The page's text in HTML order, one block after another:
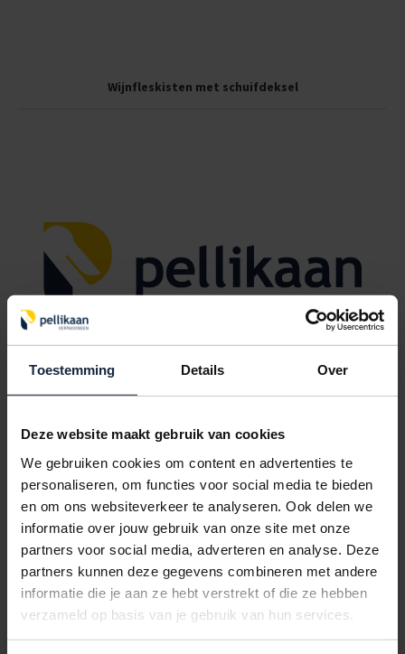
Toestemming Details Over
Deze website maakt gebruik van cookies
We gebruiken cookies om content en advertenties te
personaliseren, om functies voor social media te bieden
en om ons websiteverkeer te analyseren. Ook delen we
informatie over jouw gebruik van onze site met onze
partners voor social media, adverteren en analyse. Deze
partners kunnen deze gegevens combineren met andere
informatie die je aan ze hebt verstrekt of die ze hebben
verzameld op basis van je gebruik van hun services.
Wijnfleskisten met schuifdeksel
Wijnfleskisten met bedrukt deksel
POSTDOOS BEDRUKKEN
Voor een veilige verzending
VOOR BOEKEN TOT ONDERDELEN
EXTRA STEVIG